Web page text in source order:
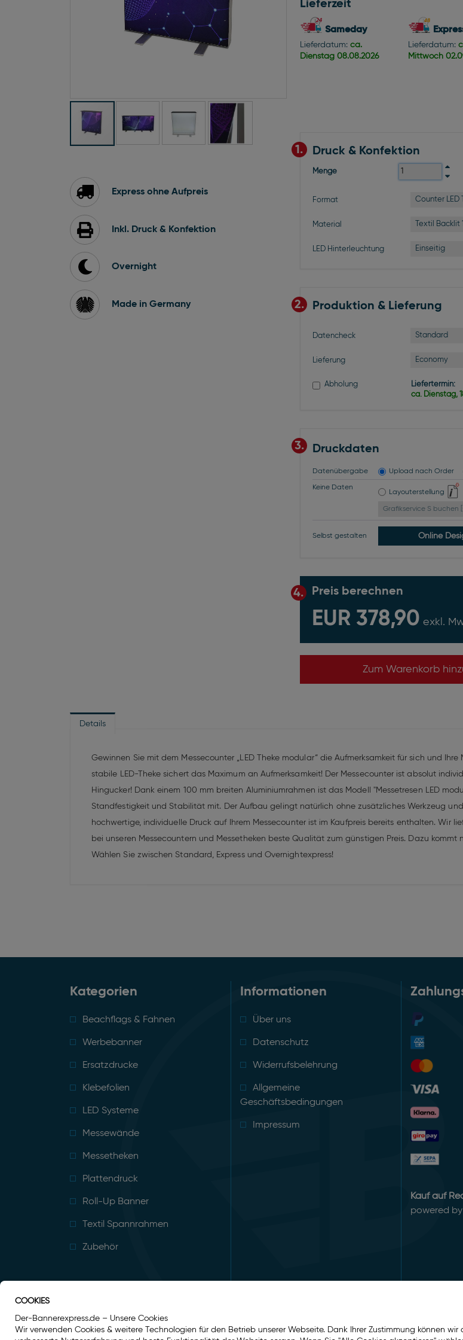
Bildgalerie
springen
Express ohne Aufpreis
Inkl. Druck & Konfektion
Overnight
Made in Germany
Lieferzeit
Sameday
Lieferdatum: ca.
Dienstag 08.08.2026
Lieferdatum:
Mittwoch
1. Druck & Konfektion
Menge
Format Counter LED
Material Textil Backlit
LED Hinterleuchtung Einseitig
2. Produktion & Lieferung
Datencheck Standard
Lieferung Economy
Abholung
Liefertermin:
ca. Dienstag,
3. Druckdaten
Datenübergabe Upload nach Order
Keine Daten
Layouterstellung
Grafikservice S buchen
Selbst gestalten Online
4. Preis berechnen
EUR 378,90 exkl.
Zum Warenkorb
Details
Gewinnen Sie mit dem Messecounter „LED Theke modular“ die Aufmerksamkeit für sich und
stabile LED-Theke sichert das Maximum an Aufmerksamkeit! Der Messecounter ist absolut
Hingucker! Dank einem 100 mm breiten Aluminiumrahmen ist das Modell "Messetresen LED
Standfestigkeit und Stabilität mit. Der Aufbau gelingt natürlich ohne zusätzliches Werkzeug
hochwertige, individuelle Druck auf Ihrem Messecounter ist im Kaufpreis bereits enthalten. Wir
bei unseren Messecountern und Messetheken beste Qualität zum günstigen Preis. Dazu
Wählen Sie zwischen Standard, Express und Overnightexpress!
Kategorien
Beachflags & Fahnen
Werbebanner
Ersatzdrucke
Klebefolien
LED Systeme
Messewände
Messetheken
Plattendruck
Roll-Up Banner
Textil Spannrahmen
Zubehör
Informationen
Über uns
Datenschutz
Widerrufsbelehrung
Allgemeine
Geschäftsbedingungen
Impressum
Kauf auf
powered by
COOKIES
Der-Bannerexpress.de – Unsere Cookies
Wir verwenden Cookies & weitere Technologien für den Betrieb unserer Webseite. Dank Ihrer Zustimmung können